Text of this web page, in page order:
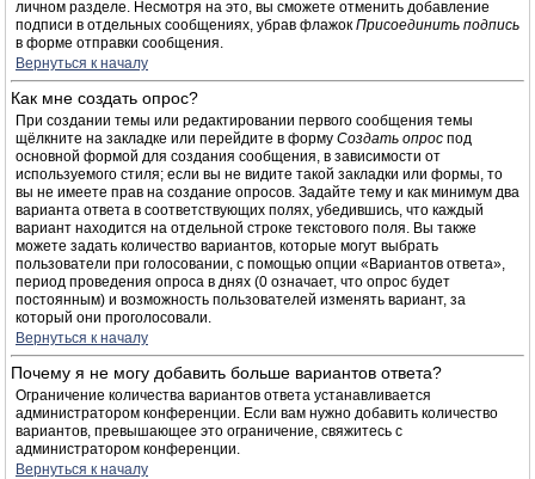
личном разделе. Несмотря на это, вы сможете отменить добавление
подписи в отдельных сообщениях, убрав флажок Присоединить подпись
в форме отправки сообщения.
Вернуться к началу
Как мне создать опрос?
При создании темы или редактировании первого сообщения темы
щёлкните на закладке или перейдите в форму Создать опрос под
основной формой для создания сообщения, в зависимости от
используемого стиля; если вы не видите такой закладки или формы, то
вы не имеете прав на создание опросов. Задайте тему и как минимум два
варианта ответа в соответствующих полях, убедившись, что каждый
вариант находится на отдельной строке текстового поля. Вы также
можете задать количество вариантов, которые могут выбрать
пользователи при голосовании, с помощью опции «Вариантов ответа»,
период проведения опроса в днях (0 означает, что опрос будет
постоянным) и возможность пользователей изменять вариант, за
который они проголосовали.
Вернуться к началу
Почему я не могу добавить больше вариантов ответа?
Ограничение количества вариантов ответа устанавливается
администратором конференции. Если вам нужно добавить количество
вариантов, превышающее это ограничение, свяжитесь с
администратором конференции.
Вернуться к началу